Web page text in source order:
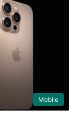
Mobile